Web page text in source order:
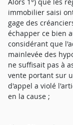
immobilier saisi
gage des
échapper ce bien
considérant que
mainlevée des
ne suffisait pas à
vente portant sur
d'appel a violé
en la cause ;